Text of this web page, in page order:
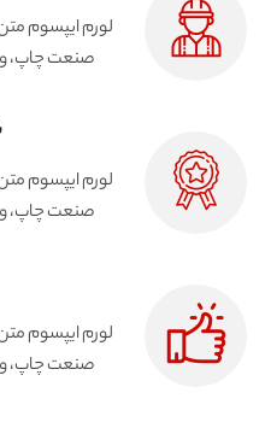
لورم ایپسوم
صنعت چاپ، و
لورم ایپسوم
صنعت چاپ، و
لورم ایپسوم
صنعت چاپ، و